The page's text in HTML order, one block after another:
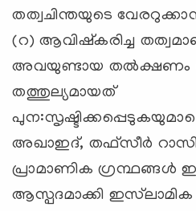
തത്വചിന്തയുടെ
(റ) ആവിഷ്‌കരിച്ച
അവയുണ്ടായ തല്‍ക്ഷണം
തത്തുല്യമായത്
അഖാഇദ്, തഫ്‌സീര്‍
പ്രാമാണിക ഗ്രന്ഥങ്ങള്‍
ആസ്പദമാക്കി